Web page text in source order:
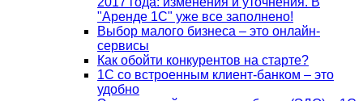
"Аренде 1С" уже все заполнено!
Выбор малого бизнеса – это онлайн-
сервисы
Как обойти конкурентов на старте?
1C со встроенным клиент-банком – это
удобно